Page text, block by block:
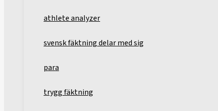
athlete analyzer
svensk fäktning delar med sig
para
trygg fäktning